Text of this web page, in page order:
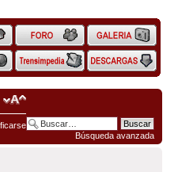
Búsqueda avanzada